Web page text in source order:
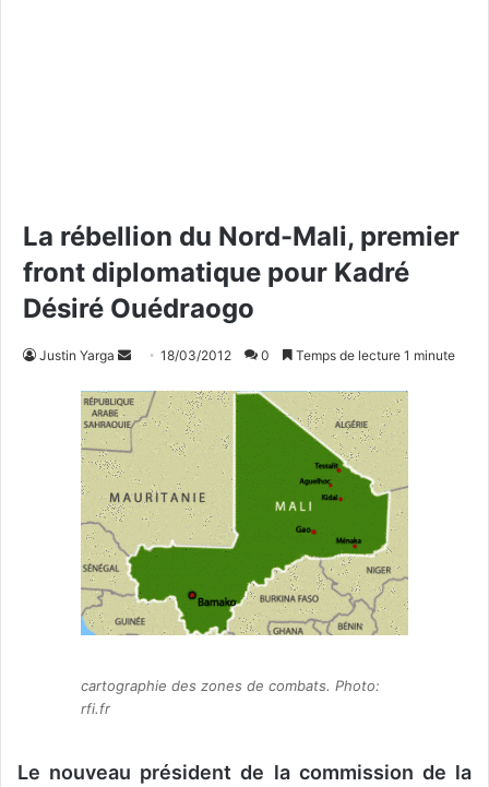
La rébellion du Nord-Mali, premier
front diplomatique pour Kadré
Désiré Ouédraogo
Justin Yarga
v
o
e
r
n
c
o
r
18/03/2012 0 Temps de lecture 1 minute
cartographie des zones de combats. Photo:
rfi.fr
Le nouveau président de la commission de la